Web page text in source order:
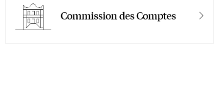
Commission des Comptes